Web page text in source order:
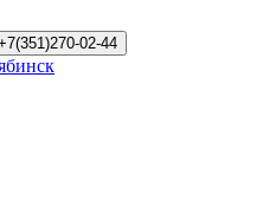
02-44